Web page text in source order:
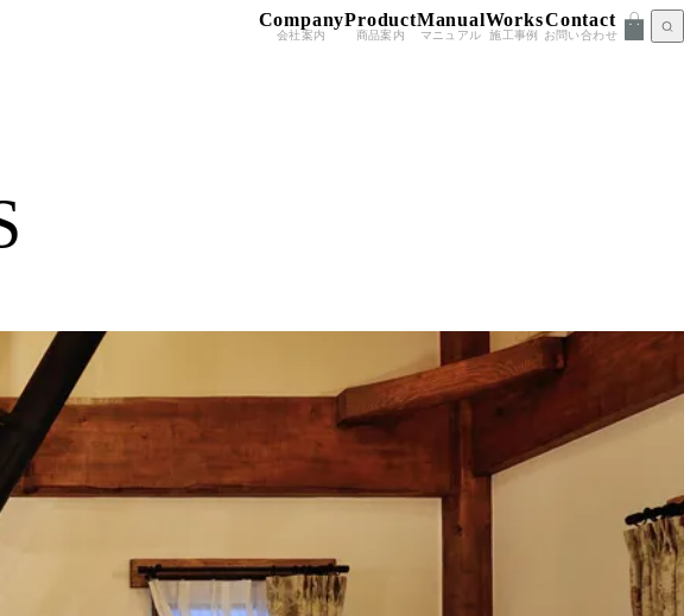
Company
会社案内
Product
商品案内
Manual
マニュアル
Works
施工事例
Contact
お問い合わせ